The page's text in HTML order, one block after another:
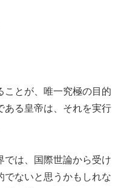
ことが、唯一究極の目的
ある皇帝は、それを実行
では、国際世論から受け
でないと思うかもしれな